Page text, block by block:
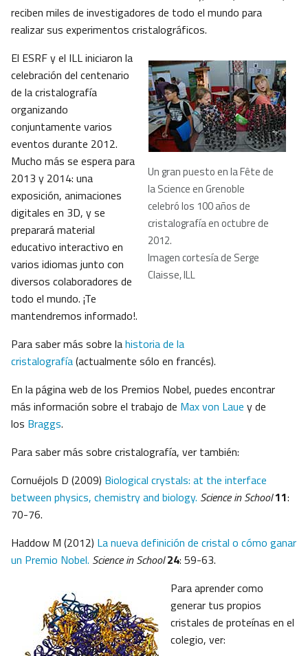
reciben miles de investigadores de todo el mundo para
realizar sus experimentos cristalográficos.
Un gran puesto en la Fête de
la Science en Grenoble
celebró los 100 años de
cristalografía en octubre de
2012.
Imagen cortesía de Serge
Claisse, ILL
El ESRF y el ILL iniciaron la
celebración del centenario
de la cristalografía
organizando
conjuntamente varios
eventos durante 2012.
Mucho más se espera para
2013 y 2014: una
exposición, animaciones
digitales en 3D, y se
preparará material
educativo interactivo en
varios idiomas junto con
diversos colaboradores de
todo el mundo. ¡Te
mantendremos informado!.
Para saber más sobre lahistoria de la
cristalografía(actualmente sólo en francés).
En la página web de los Premios Nobel, puedes encontrar
más información sobre el trabajo de Max von Laue y de
los Braggs.
Para saber más sobre cristalografía, ver también:
Cornuéjols D (2009) Biological crystals: at the interface
between physics, chemistry and biology. Science in School11:
70-76.
Haddow M (2012) La nueva definición de cristal o cómo ganar
un Premio Nobel. Science in School 24: 59-63.
Para aprender como
generar tus propios
cristales de proteínas en el
colegio, ver: